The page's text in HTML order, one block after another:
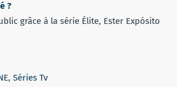
?
grâce à la série Élite, Ester Expósito
, Séries Tv